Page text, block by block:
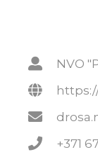
NVO
+371